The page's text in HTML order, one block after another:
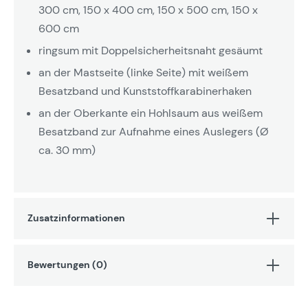
300 cm, 150 x 400 cm, 150 x 500 cm, 150 x
600 cm
ringsum mit Doppelsicherheitsnaht gesäumt
an der Mastseite (linke Seite) mit weißem
Besatzband und Kunststoffkarabinerhaken
an der Oberkante ein Hohlsaum aus weißem
Besatzband zur Aufnahme eines Auslegers (Ø
ca. 30 mm)
Zusatzinformationen
Bewertungen (0)